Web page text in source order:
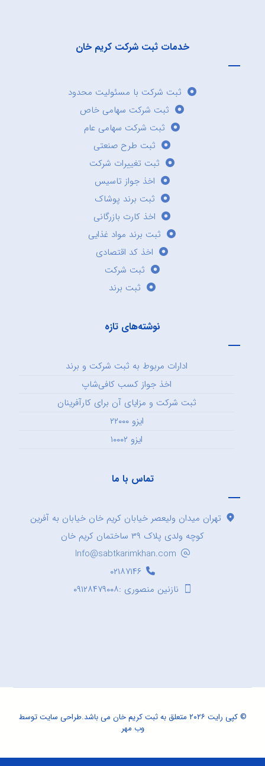
خدمات ثبت شرکت کریم خان
ثبت شرکت با مسئولیت محدود
ثبت شرکت سهامی خاص
ثبت شرکت سهامی عام
ثبت طرح صنعتی
ثبت تغییرات شرکت
اخذ جواز تاسیس
ثبت برند پوشاک
اخذ کارت بازرگانی
ثبت برند مواد غذایی
اخذ کد اقتصادی
ثبت شرکت
ثبت برند
نوشته‌های تازه
ادارات مربوط به ثبت شرکت و برند
اخذ جواز کسب کافی‌شاپ
ثبت شرکت و مزایای آن برای کارآفرینان
ایزو ۲۲۰۰۰
ایزو ۱۰۰۰۲
تماس با ما
تهران میدان ولیعصر خیابان کریم خان خیابان به آفرین
کوچه ولدی پلاک ۳۹ ساختمان کریم خان
Info@sabtkarimkhan.com
۰۲۱۸۷۱۴۶
نازنین منصوری :۰۹۱۲۸۴۷۹۰۰۸
© کپی رایت ۲۰۲۶ متعلق به ثبت کریم خان می باشد. طراحی سایتتوسط
وب مهر